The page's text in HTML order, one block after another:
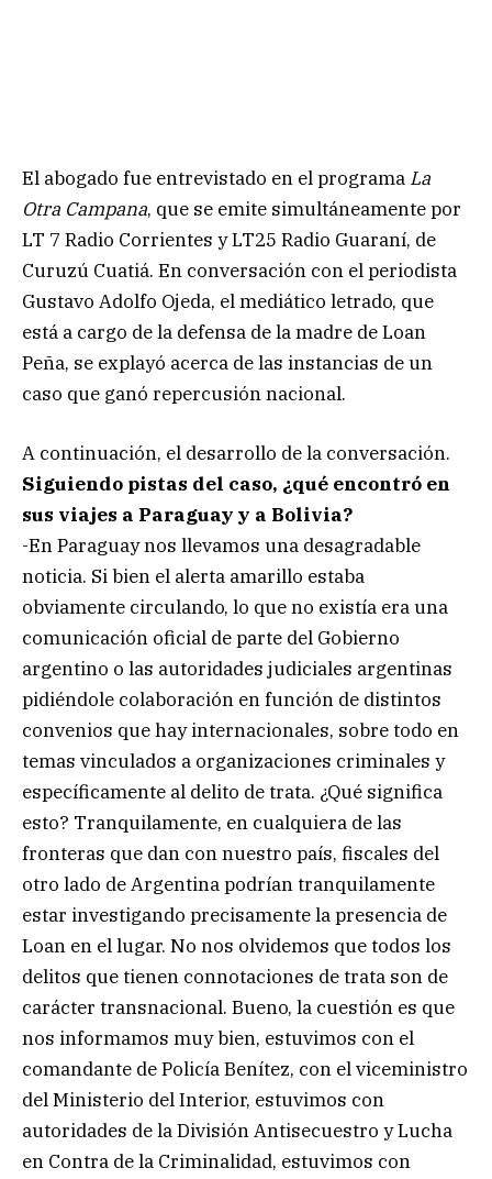
El abogado fue entrevistado en el programa La
Otra Campana, que se emite simultáneamente por
LT 7 Radio Corrientes y LT25 Radio Guaraní, de
Curuzú Cuatiá. En conversación con el periodista
Gustavo Adolfo Ojeda, el mediático letrado, que
está a cargo de la defensa de la madre de Loan
Peña, se explayó acerca de las instancias de un
caso que ganó repercusión nacional.
A continuación, el desarrollo de la conversación.
Siguiendo pistas del caso, ¿qué encontró en
sus viajes a Paraguay y a Bolivia?
-En Paraguay nos llevamos una desagradable
noticia. Si bien el alerta amarillo estaba
obviamente circulando, lo que no existía era una
comunicación oficial de parte del Gobierno
argentino o las autoridades judiciales argentinas
pidiéndole colaboración en función de distintos
convenios que hay internacionales, sobre todo en
temas vinculados a organizaciones criminales y
específicamente al delito de trata. ¿Qué significa
esto? Tranquilamente, en cualquiera de las
fronteras que dan con nuestro país, fiscales del
otro lado de Argentina podrían tranquilamente
estar investigando precisamente la presencia de
Loan en el lugar. No nos olvidemos que todos los
delitos que tienen connotaciones de trata son de
carácter transnacional. Bueno, la cuestión es que
nos informamos muy bien, estuvimos con el
comandante de Policía Benítez, con el viceministro
del Ministerio del Interior, estuvimos con
autoridades de la División Antisecuestro y Lucha
en Contra de la Criminalidad, estuvimos con